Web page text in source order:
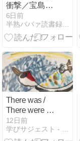
衝撃／宝島
社：地災への
備えにプラス
して、火山灰
ための籠城生
活を考える
6日前
半熟ババァ読書録 -本と勉強と時々映画-
There was /
There were の
練習問題で得
意にしよう
12日前
学びサジェスト - 小中高生と保護者に学習情報を提供する